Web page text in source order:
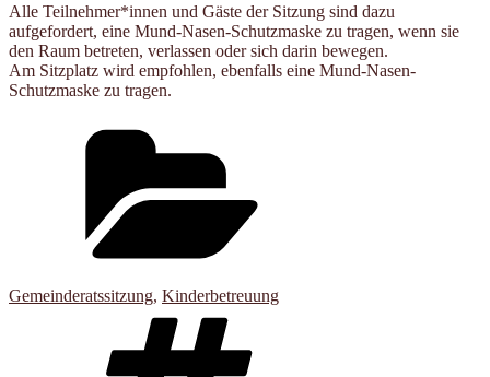
Alle Teilnehmer*innen und Gäste der Sitzung sind dazu
aufgefordert, eine Mund-Nasen-Schutzmaske zu tragen, wenn sie
den Raum betreten, verlassen oder sich darin bewegen.
Am Sitzplatz wird empfohlen, ebenfalls eine Mund-Nasen-
Schutzmaske zu tragen.
Gemeinderatssitzung, Kinderbetreuung